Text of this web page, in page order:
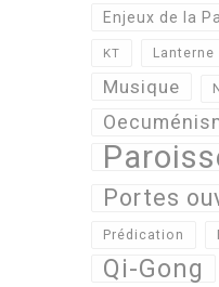
Enjeux de la
KT Lanterne
Musique
Portes
Prédication
Qi-Gong